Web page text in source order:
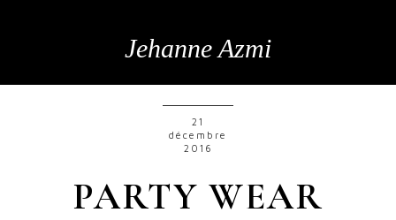
Jehanne Azmi
21
décembre
2016
PARTY WEAR